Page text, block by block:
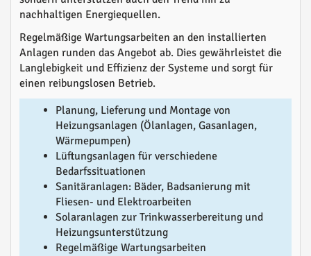
nachhaltigen Energiequellen.
Regelmäßige Wartungsarbeiten an den installierten
Anlagen runden das Angebot ab. Dies gewährleistet die
Langlebigkeit und Effizienz der Systeme und sorgt für
einen reibungslosen Betrieb.
Planung, Lieferung und Montage von
Heizungsanlagen (Ölanlagen, Gasanlagen,
Wärmepumpen)
Lüftungsanlagen für verschiedene
Bedarfssituationen
Sanitäranlagen: Bäder, Badsanierung mit
Fliesen- und Elektroarbeiten
Solaranlagen zur Trinkwasserbereitung und
Heizungsunterstützung
Regelmäßige Wartungsarbeiten